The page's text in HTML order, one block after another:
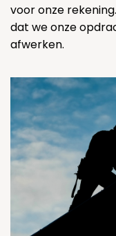
voor onze
dat we onze
afwerken.